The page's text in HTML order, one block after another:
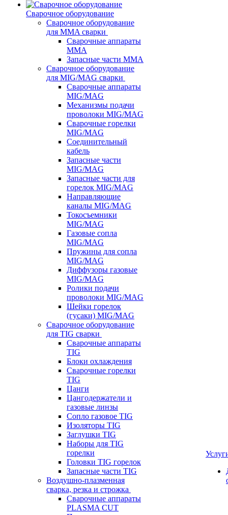
Сварочное оборудование
Сварочное оборудование
для MMA сварки
Сварочные аппараты
MMA
Запасные части MMA
Сварочное оборудование
для MIG/MAG сварки
Сварочные аппараты
MIG/MAG
Механизмы подачи
проволоки MIG/MAG
Сварочные горелки
MIG/MAG
Соединительный
кабель
Запасные части
MIG/MAG
Запасные части для
горелок MIG/MAG
Направляющие
каналы MIG/MAG
Токосъемники
MIG/MAG
Газовые сопла
MIG/MAG
Пружины для сопла
MIG/MAG
Диффузоры газовые
MIG/MAG
Ролики подачи
проволоки MIG/MAG
Шейки горелок
(гусаки) MIG/MAG
Сварочное оборудование
для TIG сварки
Сварочные аппараты
TIG
Блоки охлаждения
Сварочные горелки
TIG
Цанги
Цангодержатели и
газовые линзы
Сопло газовое TIG
Изоляторы TIG
Заглушки TIG
Наборы для TIG
горелки
Головки TIG горелок
Запасные части TIG
Воздушно-плазменная
сварка, резка и строжка
Сварочные аппараты
PLASMA CUT